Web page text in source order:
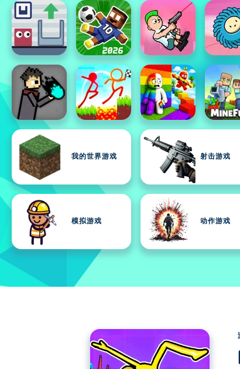
我的世界游戏 射击游戏
模拟游戏 动作游戏